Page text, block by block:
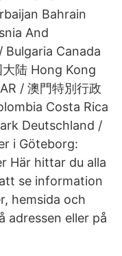
Bahrain
And
Bulgaria Canada
陆 Hong Kong
/ 澳門特別行政
Costa Rica
Deutschland /
i Göteborg:
Här hittar du alla
se information
hemsida och
adressen eller på